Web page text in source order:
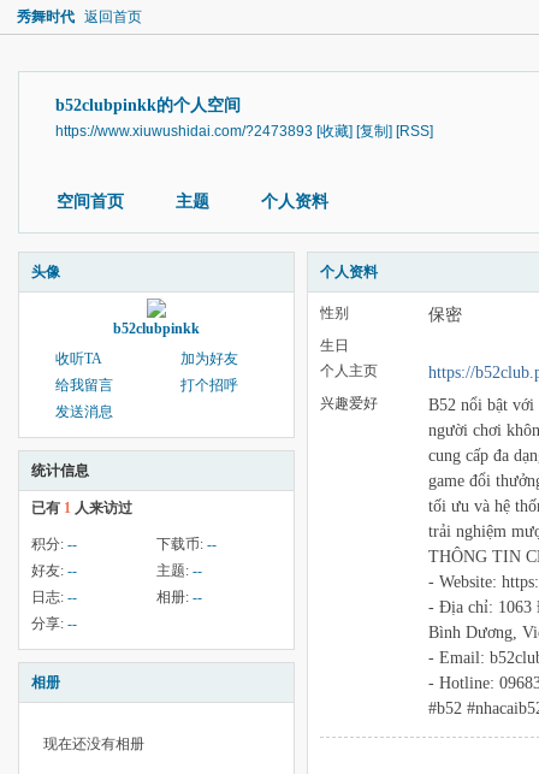
秀舞时代 返回首页
b52clubpinkk的个人空间
https://www.xiuwushidai.com/?2473893 [收藏] [复制] [RSS]
空间首页 主题 个人资料
头像
b52clubpinkk
收听TA
加为好友
给我留言
打个招呼
发送消息
统计信息
已有 1 人来访过
积分: -- 下载币: --
好友: -- 主题: --
日志: -- 相册: --
分享: --
相册
现在还没有相册
个人资料
性别 保密
生日
个人主页
https://
兴趣爱好
B52 nổi bật với
người chơi
cung cấp đa
game đổi
tối ưu và hệ
trải nghiệm
THÔNG TIN
- Website:
- Địa chỉ: 1063
Bình Dương,
- Email:
- Hotline:
#b52